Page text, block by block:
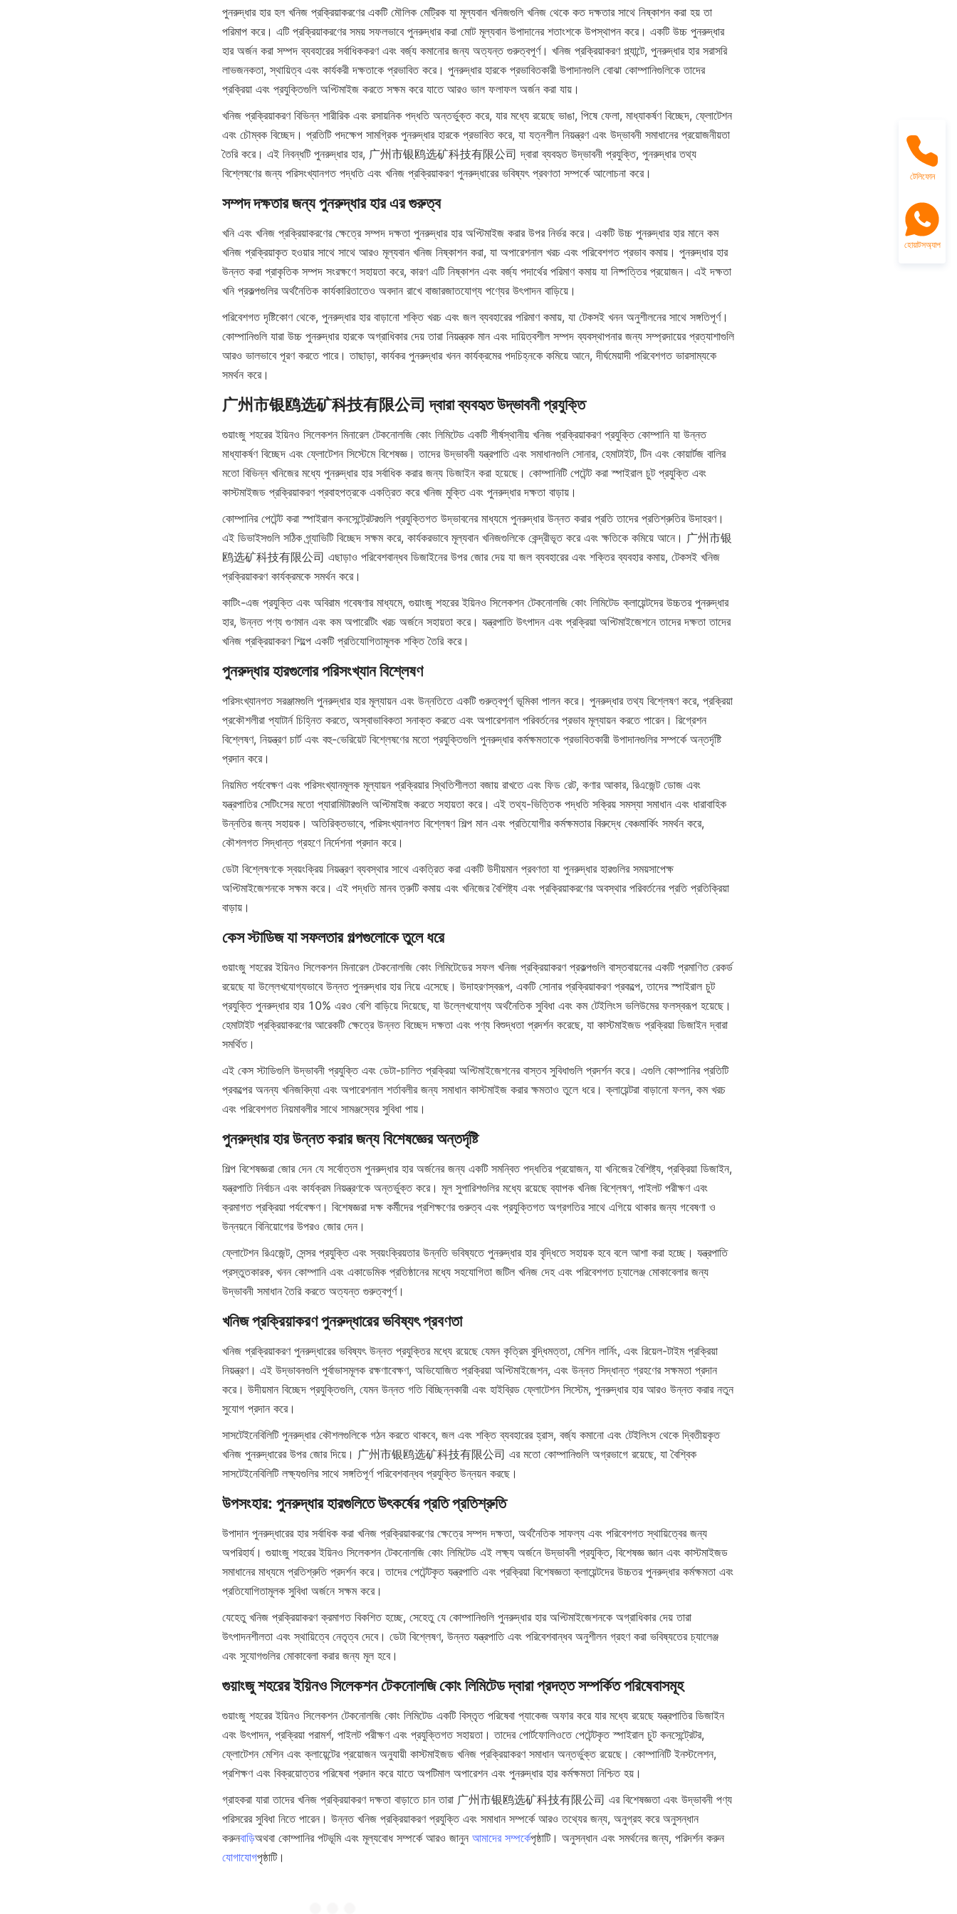
পুনরুদ্ধার হার হল খনিজ প্রক্রিয়াকরণের একটি মৌলিক মেট্রিক যা মূল্যবান খনিজগুলি খনিজ থেকে কত দক্ষতার সাথে নিষ্কাশন করা হয় তা
পরিমাপ করে। এটি প্রক্রিয়াকরণের সময় সফলভাবে পুনরুদ্ধার করা মোট মূল্যবান উপাদানের শতাংশকে উপস্থাপন করে। একটি উচ্চ পুনরুদ্ধার
হার অর্জন করা সম্পদ ব্যবহারের সর্বাধিককরণ এবং বর্জ্য কমানোর জন্য অত্যন্ত গুরুত্বপূর্ণ। খনিজ প্রক্রিয়াকরণ প্ল্যান্টে, পুনরুদ্ধার হার সরাসরি
লাভজনকতা, স্থায়িত্ব এবং কার্যকরী দক্ষতাকে প্রভাবিত করে। পুনরুদ্ধার হারকে প্রভাবিতকারী উপাদানগুলি বোঝা কোম্পানিগুলিকে তাদের
প্রক্রিয়া এবং প্রযুক্তিগুলি অপ্টিমাইজ করতে সক্ষম করে যাতে আরও ভাল ফলাফল অর্জন করা যায়।
খনিজ প্রক্রিয়াকরণ বিভিন্ন শারীরিক এবং রসায়নিক পদ্ধতি অন্তর্ভুক্ত করে, যার মধ্যে রয়েছে ভাঙা, পিষে ফেলা, মাধ্যাকর্ষণ বিচ্ছেদ, ফ্লোটেশন
এবং চৌম্বক বিচ্ছেদ। প্রতিটি পদক্ষেপ সামগ্রিক পুনরুদ্ধার হারকে প্রভাবিত করে, যা যত্নশীল নিয়ন্ত্রণ এবং উদ্ভাবনী সমাধানের প্রয়োজনীয়তা
তৈরি করে। এই নিবন্ধটি পুনরুদ্ধার হার, 广州市银鸥选矿科技有限公司 দ্বারা ব্যবহৃত উদ্ভাবনী প্রযুক্তি, পুনরুদ্ধার তথ্য
বিশ্লেষণের জন্য পরিসংখ্যানগত পদ্ধতি এবং খনিজ প্রক্রিয়াকরণ পুনরুদ্ধারের ভবিষ্যৎ প্রবণতা সম্পর্কে আলোচনা করে।
সম্পদ দক্ষতার জন্য পুনরুদ্ধার হার এর গুরুত্ব
খনি এবং খনিজ প্রক্রিয়াকরণের ক্ষেত্রে সম্পদ দক্ষতা পুনরুদ্ধার হার অপ্টিমাইজ করার উপর নির্ভর করে। একটি উচ্চ পুনরুদ্ধার হার মানে কম
খনিজ প্রক্রিয়াকৃত হওয়ার সাথে সাথে আরও মূল্যবান খনিজ নিষ্কাশন করা, যা অপারেশনাল খরচ এবং পরিবেশগত প্রভাব কমায়। পুনরুদ্ধার হার
উন্নত করা প্রাকৃতিক সম্পদ সংরক্ষণে সহায়তা করে, কারণ এটি নিষ্কাশন এবং বর্জ্য পদার্থের পরিমাণ কমায় যা নিষ্পত্তির প্রয়োজন। এই দক্ষতা
খনি প্রকল্পগুলির অর্থনৈতিক কার্যকারিতাতেও অবদান রাখে বাজারজাতযোগ্য পণ্যের উৎপাদন বাড়িয়ে।
পরিবেশগত দৃষ্টিকোণ থেকে, পুনরুদ্ধার হার বাড়ানো শক্তি খরচ এবং জল ব্যবহারের পরিমাণ কমায়, যা টেকসই খনন অনুশীলনের সাথে সঙ্গতিপূর্ণ।
কোম্পানিগুলি যারা উচ্চ পুনরুদ্ধার হারকে অগ্রাধিকার দেয় তারা নিয়ন্ত্রক মান এবং দায়িত্বশীল সম্পদ ব্যবস্থাপনার জন্য সম্প্রদায়ের প্রত্যাশাগুলি
আরও ভালভাবে পূরণ করতে পারে। তাছাড়া, কার্যকর পুনরুদ্ধার খনন কার্যক্রমের পদচিহ্নকে কমিয়ে আনে, দীর্ঘমেয়াদী পরিবেশগত ভারসাম্যকে
সমর্থন করে।
广州市银鸥选矿科技有限公司 দ্বারা ব্যবহৃত উদ্ভাবনী প্রযুক্তি
গুয়াংজু শহরের ইয়িনও সিলেকশন মিনারেল টেকনোলজি কোং লিমিটেড একটি শীর্ষস্থানীয় খনিজ প্রক্রিয়াকরণ প্রযুক্তি কোম্পানি যা উন্নত
মাধ্যাকর্ষণ বিচ্ছেদ এবং ফ্লোটেশন সিস্টেমে বিশেষজ্ঞ। তাদের উদ্ভাবনী যন্ত্রপাতি এবং সমাধানগুলি সোনার, হেমাটাইট, টিন এবং কোয়ার্টজ বালির
মতো বিভিন্ন খনিজের মধ্যে পুনরুদ্ধার হার সর্বাধিক করার জন্য ডিজাইন করা হয়েছে। কোম্পানিটি পেটেন্ট করা স্পাইরাল চুট প্রযুক্তি এবং
কাস্টমাইজড প্রক্রিয়াকরণ প্রবাহপত্রকে একত্রিত করে খনিজ মুক্তি এবং পুনরুদ্ধার দক্ষতা বাড়ায়।
কোম্পানির পেটেন্ট করা স্পাইরাল কনসেন্ট্রেটরগুলি প্রযুক্তিগত উদ্ভাবনের মাধ্যমে পুনরুদ্ধার উন্নত করার প্রতি তাদের প্রতিশ্রুতির উদাহরণ।
এই ডিভাইসগুলি সঠিক গ্র্যাভিটি বিচ্ছেদ সক্ষম করে, কার্যকরভাবে মূল্যবান খনিজগুলিকে কেন্দ্রীভূত করে এবং ক্ষতিকে কমিয়ে আনে। 广州市银
鸥选矿科技有限公司 এছাড়াও পরিবেশবান্ধব ডিজাইনের উপর জোর দেয় যা জল ব্যবহারের এবং শক্তির ব্যবহার কমায়, টেকসই খনিজ
প্রক্রিয়াকরণ কার্যক্রমকে সমর্থন করে।
কাটিং-এজ প্রযুক্তি এবং অবিরাম গবেষণার মাধ্যমে, গুয়াংজু শহরের ইয়িনও সিলেকশন টেকনোলজি কোং লিমিটেড ক্লায়েন্টদের উচ্চতর পুনরুদ্ধার
হার, উন্নত পণ্য গুণমান এবং কম অপারেটিং খরচ অর্জনে সহায়তা করে। যন্ত্রপাতি উৎপাদন এবং প্রক্রিয়া অপ্টিমাইজেশনে তাদের দক্ষতা তাদের
খনিজ প্রক্রিয়াকরণ শিল্পে একটি প্রতিযোগিতামূলক শক্তি তৈরি করে।
পুনরুদ্ধার হারগুলোর পরিসংখ্যান বিশ্লেষণ
পরিসংখ্যানগত সরঞ্জামগুলি পুনরুদ্ধার হার মূল্যায়ন এবং উন্নতিতে একটি গুরুত্বপূর্ণ ভূমিকা পালন করে। পুনরুদ্ধার তথ্য বিশ্লেষণ করে, প্রক্রিয়া
প্রকৌশলীরা প্যাটার্ন চিহ্নিত করতে, অস্বাভাবিকতা সনাক্ত করতে এবং অপারেশনাল পরিবর্তনের প্রভাব মূল্যায়ন করতে পারেন। রিগ্রেশন
বিশ্লেষণ, নিয়ন্ত্রণ চার্ট এবং বহু-ভেরিয়েট বিশ্লেষণের মতো প্রযুক্তিগুলি পুনরুদ্ধার কর্মক্ষমতাকে প্রভাবিতকারী উপাদানগুলির সম্পর্কে অন্তর্দৃষ্টি
প্রদান করে।
নিয়মিত পর্যবেক্ষণ এবং পরিসংখ্যানমূলক মূল্যায়ন প্রক্রিয়ার স্থিতিশীলতা বজায় রাখতে এবং ফিড রেট, কণার আকার, রিএজেন্ট ডোজ এবং
যন্ত্রপাতির সেটিংসের মতো প্যারামিটারগুলি অপ্টিমাইজ করতে সহায়তা করে। এই তথ্য-ভিত্তিক পদ্ধতি সক্রিয় সমস্যা সমাধান এবং ধারাবাহিক
উন্নতির জন্য সহায়ক। অতিরিক্তভাবে, পরিসংখ্যানগত বিশ্লেষণ শিল্প মান এবং প্রতিযোগীর কর্মক্ষমতার বিরুদ্ধে বেঞ্চমার্কিং সমর্থন করে,
কৌশলগত সিদ্ধান্ত গ্রহণে নির্দেশনা প্রদান করে।
ডেটা বিশ্লেষণকে স্বয়ংক্রিয় নিয়ন্ত্রণ ব্যবস্থার সাথে একত্রিত করা একটি উদীয়মান প্রবণতা যা পুনরুদ্ধার হারগুলির সময়সাপেক্ষ
অপ্টিমাইজেশনকে সক্ষম করে। এই পদ্ধতি মানব ত্রুটি কমায় এবং খনিজের বৈশিষ্ট্য এবং প্রক্রিয়াকরণের অবস্থার পরিবর্তনের প্রতি প্রতিক্রিয়া
বাড়ায়।
কেস স্টাডিজ যা সফলতার গল্পগুলোকে তুলে ধরে
গুয়াংজু শহরের ইয়িনও সিলেকশন মিনারেল টেকনোলজি কোং লিমিটেডের সফল খনিজ প্রক্রিয়াকরণ প্রকল্পগুলি বাস্তবায়নের একটি প্রমাণিত রেকর্ড
রয়েছে যা উল্লেখযোগ্যভাবে উন্নত পুনরুদ্ধার হার নিয়ে এসেছে। উদাহরণস্বরূপ, একটি সোনার প্রক্রিয়াকরণ প্রকল্পে, তাদের স্পাইরাল চুট
প্রযুক্তি পুনরুদ্ধার হার 10% এরও বেশি বাড়িয়ে দিয়েছে, যা উল্লেখযোগ্য অর্থনৈতিক সুবিধা এবং কম টেইলিংস ভলিউমের ফলস্বরূপ হয়েছে।
হেমাটাইট প্রক্রিয়াকরণের আরেকটি ক্ষেত্রে উন্নত বিচ্ছেদ দক্ষতা এবং পণ্য বিশুদ্ধতা প্রদর্শন করেছে, যা কাস্টমাইজড প্রক্রিয়া ডিজাইন দ্বারা
সমর্থিত।
এই কেস স্টাডিগুলি উদ্ভাবনী প্রযুক্তি এবং ডেটা-চালিত প্রক্রিয়া অপ্টিমাইজেশনের বাস্তব সুবিধাগুলি প্রদর্শন করে। এগুলি কোম্পানির প্রতিটি
প্রকল্পের অনন্য খনিজবিদ্যা এবং অপারেশনাল শর্তাবলীর জন্য সমাধান কাস্টমাইজ করার ক্ষমতাও তুলে ধরে। ক্লায়েন্টরা বাড়ানো ফলন, কম খরচ
এবং পরিবেশগত নিয়মাবলীর সাথে সামঞ্জস্যের সুবিধা পায়।
পুনরুদ্ধার হার উন্নত করার জন্য বিশেষজ্ঞের অন্তর্দৃষ্টি
শিল্প বিশেষজ্ঞরা জোর দেন যে সর্বোত্তম পুনরুদ্ধার হার অর্জনের জন্য একটি সমন্বিত পদ্ধতির প্রয়োজন, যা খনিজের বৈশিষ্ট্য, প্রক্রিয়া ডিজাইন,
যন্ত্রপাতি নির্বাচন এবং কার্যক্রম নিয়ন্ত্রণকে অন্তর্ভুক্ত করে। মূল সুপারিশগুলির মধ্যে রয়েছে ব্যাপক খনিজ বিশ্লেষণ, পাইলট পরীক্ষণ এবং
ক্রমাগত প্রক্রিয়া পর্যবেক্ষণ। বিশেষজ্ঞরা দক্ষ কর্মীদের প্রশিক্ষণের গুরুত্ব এবং প্রযুক্তিগত অগ্রগতির সাথে এগিয়ে থাকার জন্য গবেষণা ও
উন্নয়নে বিনিয়োগের উপরও জোর দেন।
ফ্লোটেশন রিএজেন্ট, সেন্সর প্রযুক্তি এবং স্বয়ংক্রিয়তার উন্নতি ভবিষ্যতে পুনরুদ্ধার হার বৃদ্ধিতে সহায়ক হবে বলে আশা করা হচ্ছে। যন্ত্রপাতি
প্রস্তুতকারক, খনন কোম্পানি এবং একাডেমিক প্রতিষ্ঠানের মধ্যে সহযোগিতা জটিল খনিজ দেহ এবং পরিবেশগত চ্যালেঞ্জ মোকাবেলার জন্য
উদ্ভাবনী সমাধান তৈরি করতে অত্যন্ত গুরুত্বপূর্ণ।
খনিজ প্রক্রিয়াকরণ পুনরুদ্ধারের ভবিষ্যৎ প্রবণতা
খনিজ প্রক্রিয়াকরণ পুনরুদ্ধারের ভবিষ্যৎ উন্নত প্রযুক্তির মধ্যে রয়েছে যেমন কৃত্রিম বুদ্ধিমত্তা, মেশিন লার্নিং, এবং রিয়েল-টাইম প্রক্রিয়া
নিয়ন্ত্রণ। এই উদ্ভাবনগুলি পূর্বাভাসমূলক রক্ষণাবেক্ষণ, অভিযোজিত প্রক্রিয়া অপ্টিমাইজেশন, এবং উন্নত সিদ্ধান্ত গ্রহণের সক্ষমতা প্রদান
করে। উদীয়মান বিচ্ছেদ প্রযুক্তিগুলি, যেমন উন্নত গতি বিচ্ছিন্নকারী এবং হাইব্রিড ফ্লোটেশন সিস্টেম, পুনরুদ্ধার হার আরও উন্নত করার নতুন
সুযোগ প্রদান করে।
সাসটেইনেবিলিটি পুনরুদ্ধার কৌশলগুলিকে গঠন করতে থাকবে, জল এবং শক্তি ব্যবহারের হ্রাস, বর্জ্য কমানো এবং টেইলিংস থেকে দ্বিতীয়কৃত
খনিজ পুনরুদ্ধারের উপর জোর দিয়ে। 广州市银鸥选矿科技有限公司 এর মতো কোম্পানিগুলি অগ্রভাগে রয়েছে, যা বৈশ্বিক
সাসটেইনেবিলিটি লক্ষ্যগুলির সাথে সঙ্গতিপূর্ণ পরিবেশবান্ধব প্রযুক্তি উন্নয়ন করছে।
উপসংহার: পুনরুদ্ধার হারগুলিতে উৎকর্ষের প্রতি প্রতিশ্রুতি
উপাদান পুনরুদ্ধারের হার সর্বাধিক করা খনিজ প্রক্রিয়াকরণের ক্ষেত্রে সম্পদ দক্ষতা, অর্থনৈতিক সাফল্য এবং পরিবেশগত স্থায়িত্বের জন্য
অপরিহার্য। গুয়াংজু শহরের ইয়িনও সিলেকশন টেকনোলজি কোং লিমিটেড এই লক্ষ্য অর্জনে উদ্ভাবনী প্রযুক্তি, বিশেষজ্ঞ জ্ঞান এবং কাস্টমাইজড
সমাধানের মাধ্যমে প্রতিশ্রুতি প্রদর্শন করে। তাদের পেটেন্টকৃত যন্ত্রপাতি এবং প্রক্রিয়া বিশেষজ্ঞতা ক্লায়েন্টদের উচ্চতর পুনরুদ্ধার কর্মক্ষমতা এবং
প্রতিযোগিতামূলক সুবিধা অর্জনে সক্ষম করে।
যেহেতু খনিজ প্রক্রিয়াকরণ ক্রমাগত বিকশিত হচ্ছে, সেহেতু যে কোম্পানিগুলি পুনরুদ্ধার হার অপ্টিমাইজেশনকে অগ্রাধিকার দেয় তারা
উৎপাদনশীলতা এবং স্থায়িত্বে নেতৃত্ব দেবে। ডেটা বিশ্লেষণ, উন্নত যন্ত্রপাতি এবং পরিবেশবান্ধব অনুশীলন গ্রহণ করা ভবিষ্যতের চ্যালেঞ্জ
এবং সুযোগগুলির মোকাবেলা করার জন্য মূল হবে।
গুয়াংজু শহরের ইয়িনও সিলেকশন টেকনোলজি কোং লিমিটেড দ্বারা প্রদত্ত সম্পর্কিত পরিষেবাসমূহ
গুয়াংজু শহরের ইয়িনও সিলেকশন টেকনোলজি কোং লিমিটেড একটি বিস্তৃত পরিষেবা প্যাকেজ অফার করে যার মধ্যে রয়েছে যন্ত্রপাতির ডিজাইন
এবং উৎপাদন, প্রক্রিয়া পরামর্শ, পাইলট পরীক্ষণ এবং প্রযুক্তিগত সহায়তা। তাদের পোর্টফোলিওতে পেটেন্টকৃত স্পাইরাল চুট কনসেন্ট্রেটর,
ফ্লোটেশন মেশিন এবং ক্লায়েন্টের প্রয়োজন অনুযায়ী কাস্টমাইজড খনিজ প্রক্রিয়াকরণ সমাধান অন্তর্ভুক্ত রয়েছে। কোম্পানিটি ইনস্টলেশন,
প্রশিক্ষণ এবং বিক্রয়োত্তর পরিষেবা প্রদান করে যাতে অপটিমাল অপারেশন এবং পুনরুদ্ধার হার কর্মক্ষমতা নিশ্চিত হয়।
গ্রাহকরা যারা তাদের খনিজ প্রক্রিয়াকরণ দক্ষতা বাড়াতে চান তারা 广州市银鸥选矿科技有限公司 এর বিশেষজ্ঞতা এবং উদ্ভাবনী পণ্য
পরিসরের সুবিধা নিতে পারেন। উন্নত খনিজ প্রক্রিয়াকরণ প্রযুক্তি এবং সমাধান সম্পর্কে আরও তথ্যের জন্য, অনুগ্রহ করে অনুসন্ধান
করুনবাড়িঅথবা কোম্পানির পটভূমি এবং মূল্যবোধ সম্পর্কে আরও জানুন আমাদের সম্পর্কে
যোগাযোগপৃষ্ঠাটি।
টেলিফোন
হোয়াটসঅ্যাপ